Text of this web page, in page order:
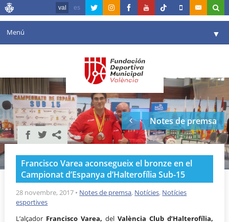
val es
Menú ▼
Agenda
Instal·lacions ▼
Comunicació ▼
València en esport
Portal de Transparència
Reserves
Notes de premsa
Francisco Varea aconsegueix el bronze en el
Campionat d’Espanya d’Halterofília Sub-15
28 novembre, 2017 • Notes de premsa, Notícies, Notícies
esportives
L’alçador Francisco Varea, del València Club d’Halterofília,